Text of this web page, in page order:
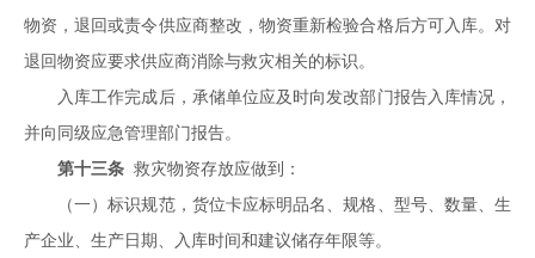
物资，退回或责令供应商整改，物资重新检验合格后方可入库。对
退回物资应要求供应商消除与救灾相关的标识。
入库工作完成后，承储单位应及时向发改部门报告入库情况，
并向同级应急管理部门报告。
第十三条 救灾物资存放应做到：
（一）标识规范，货位卡应标明品名、规格、型号、数量、生
产企业、生产日期、入库时间和建议储存年限等。